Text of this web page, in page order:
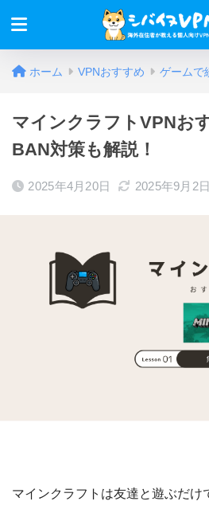
ホーム VPNおすすめ ゲームで
マインクラフトVPNお
BAN対策も解説！
2025年4月20日 2025年9月2日
マインクラフトは友達と遊ぶだけ